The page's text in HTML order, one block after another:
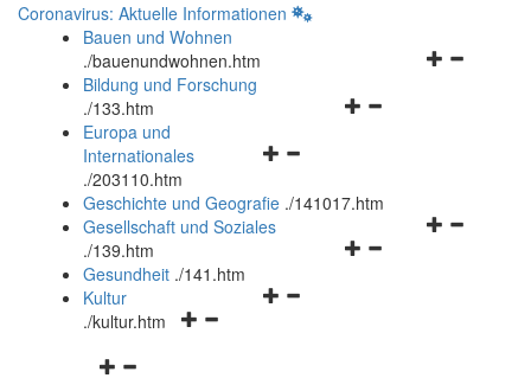
Coronavirus: Aktuelle Informationen
Bauen und Wohnen
./bauenundwohnen.htm
Navigationsmenü
Bildung und Forschung
./133.htm
Navigationsmenü
und
schließen
Europa und
Internationales
./203110.htm
Geschichte und Geografie ./141017.htm
Navigationsmenü
Gesellschaft und Soziales
./139.htm
Navigationsmenü
Gesundheit ./141.htm
Navigationsmenü
Kultur
./kultur.htm
Navigationsmenü